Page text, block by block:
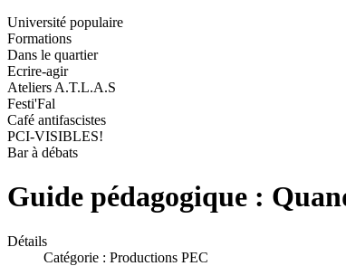
Université populaire
Formations
Dans le quartier
Ecrire-agir
Ateliers A.T.L.A.S
Festi'Fal
Café antifascistes
PCI-VISIBLES!
Bar à débats
Guide pédagogique :
Détails
Catégorie : Productions PEC